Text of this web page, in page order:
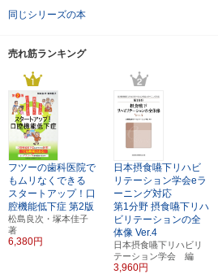
同じシリーズの本
売れ筋ランキング
フツーの歯科医院で
もムリなくできる
スタートアップ！口
腔機能低下症 第2版
松島良次・塚本佳子
著
6,380円
日本摂食嚥下リハビ
リテーション学会eラ
ーニング対応
第1分野 摂食嚥下リハ
ビリテーションの全
体像 Ver.4
日本摂食嚥下リハビリ
テーション学会 編
3,960円